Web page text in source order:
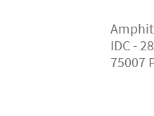
IDC -
75007